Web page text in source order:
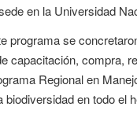
en la Universidad
programa se
capacitación, compra,
Regional en
en todo el